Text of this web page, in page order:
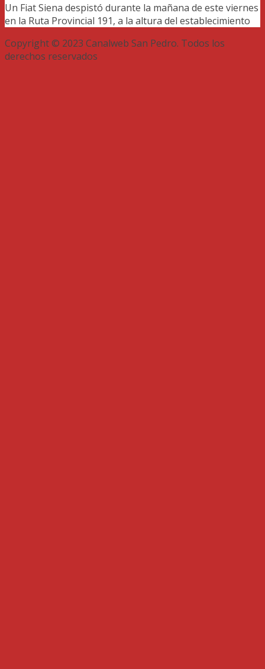
Un Fiat Siena despistó durante la mañana de este viernes
en la Ruta Provincial 191, a la altura del establecimiento